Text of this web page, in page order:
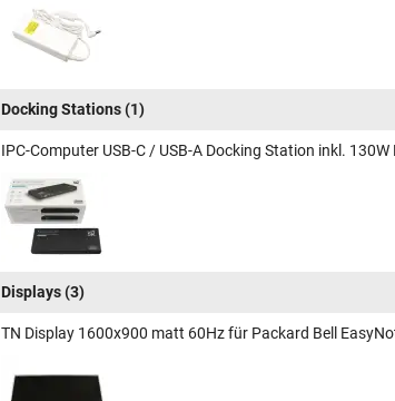
Docking Stations(1)
IPC-Computer USB-C / USB-A Docking Station inkl.
Displays(3)
TN Display 1600x900 matt 60Hz für Packard Bell